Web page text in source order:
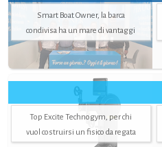
Smart Boat Owner, la barca
condivisa ha un mare di vantaggi
Top Excite Technogym, per chi
vuol costruirsi un fisico da regata